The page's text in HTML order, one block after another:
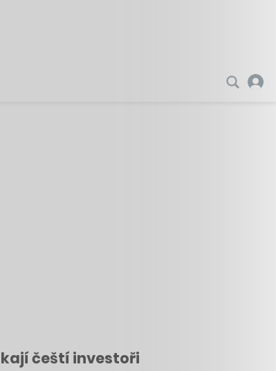
čeští investoři